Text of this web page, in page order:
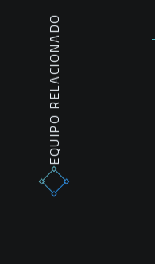
EQUIPO RELACIONADO